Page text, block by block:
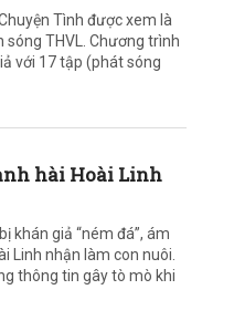
Tình được xem là
THVL. Chương trình
với 17 tập (phát sóng
hài Hoài Linh
khán giả “ném đá”, ám
Linh nhận làm con nuôi.
thông tin gây tò mò khi